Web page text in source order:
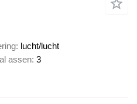
lucht/lucht
assen 3